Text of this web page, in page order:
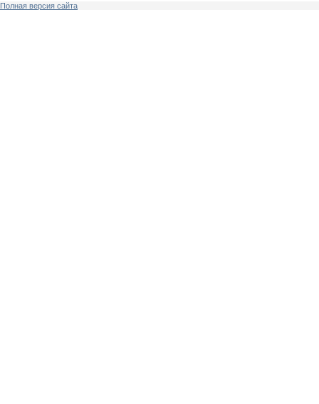
Полная версия сайта